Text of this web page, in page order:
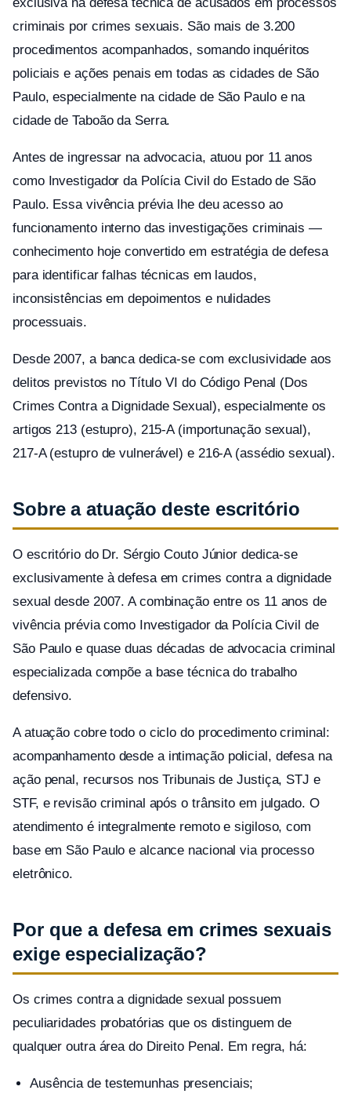
criminais por crimes sexuais. São mais de 3.200
procedimentos acompanhados, somando inquéritos
policiais e ações penais em todas as cidades de São
Paulo, especialmente na cidade de São Paulo e na
cidade de Taboão da Serra.
Antes de ingressar na advocacia, atuou por 11 anos
como Investigador da Polícia Civil do Estado de São
Paulo. Essa vivência prévia lhe deu acesso ao
funcionamento interno das investigações criminais —
conhecimento hoje convertido em estratégia de defesa
para identificar falhas técnicas em laudos,
inconsistências em depoimentos e nulidades
processuais.
Desde 2007, a banca dedica-se com exclusividade aos
delitos previstos no Título VI do Código Penal (Dos
Crimes Contra a Dignidade Sexual), especialmente os
artigos 213 (estupro), 215-A (importunação sexual),
217-A (estupro de vulnerável) e 216-A (assédio sexual).
Sobre a atuação deste escritório
O escritório do Dr. Sérgio Couto Júnior dedica-se
exclusivamente à defesa em crimes contra a dignidade
sexual desde 2007. A combinação entre os 11 anos de
vivência prévia como Investigador da Polícia Civil de
São Paulo e quase duas décadas de advocacia criminal
especializada compõe a base técnica do trabalho
defensivo.
A atuação cobre todo o ciclo do procedimento criminal:
acompanhamento desde a intimação policial, defesa na
ação penal, recursos nos Tribunais de Justiça, STJ e
STF, e revisão criminal após o trânsito em julgado. O
atendimento é integralmente remoto e sigiloso, com
base em São Paulo e alcance nacional via processo
eletrônico.
Por que a defesa em crimes sexuais
exige especialização?
Os crimes contra a dignidade sexual possuem
peculiaridades probatórias que os distinguem de
qualquer outra área do Direito Penal. Em regra, há:
Ausência de testemunhas presenciais;